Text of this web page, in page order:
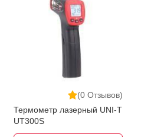
(0 Отзывов)
Термометр лазерный UNI-T
UT300S